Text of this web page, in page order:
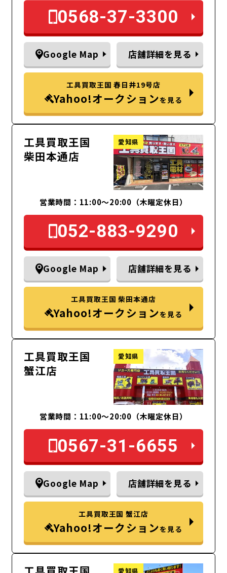
0568-37-3300
Google Map 店舗詳細を見る
工具買取王国 春日井19号店
Yahoo!オークションを見る
工具買取王国
柴田本通店
愛知県
営業時間：11:00～20:00（木曜定休日）
052-883-9290
Google Map 店舗詳細を見る
工具買取王国 柴田本通店
Yahoo!オークションを見る
工具買取王国
蟹江店
愛知県
営業時間：11:00～20:00（木曜定休日）
0567-31-6655
Google Map 店舗詳細を見る
工具買取王国 蟹江店
Yahoo!オークションを見る
愛知県